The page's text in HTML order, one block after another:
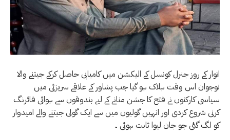
اتوار کے روز جنرل کونسل کے الیکشن میں کامیابی حاصل کرکے جیتنے والا
نوجوان اس وقت ہلاک ہو گیا جب پشاور کے علاقے سریزئی میں
سیاسی کارکنوں نے فتح کا جشن منانے کے لیے بندوقوں سے ہوائی فائرنگ
کرنی شروع کردی اور انہیں گولیوں میں سے ایک گولی جیتنے والے امیدوار
کو لگ گئی جو جان لیوا ثابت ہوئی ۔